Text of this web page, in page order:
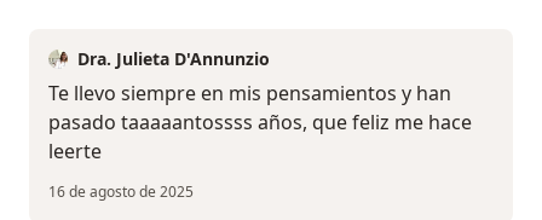
Dra. Julieta D'Annunzio
Te llevo siempre en mis pensamientos y han
pasado taaaaantossss años, que feliz me hace
leerte
16 de agosto de 2025